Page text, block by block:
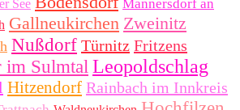
See
Mannersdorf an
Gallneukirchen Zweinitz
Nußdorf Türnitz Fritzens
im Sulmtal Leopoldschlag
Hitzendorf Rainbach im Innkreis